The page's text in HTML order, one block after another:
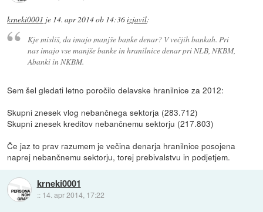
krneki0001 je 14. apr 2014 ob 14:36izjavil:
Kje misliš, da imajo manjše banke denar? V večjih bankah. Pri
nas imajo vse manjše banke in hranilnice denar pri NLB, NKBM,
Abanki in NKBM.
Sem šel gledati letno poročilo delavske hranilnice za 2012:
Skupni znesek vlog nebančnega sektorja (283.712)
Skupni znesek kreditov nebančnemu sektorju (217.803)
Če jaz to prav razumem je večina denarja hranilnice posojena
naprej nebančnemu sektorju, torej prebivalstvu in podjetjem.
krneki0001
:: 14. apr 2014, 17:22